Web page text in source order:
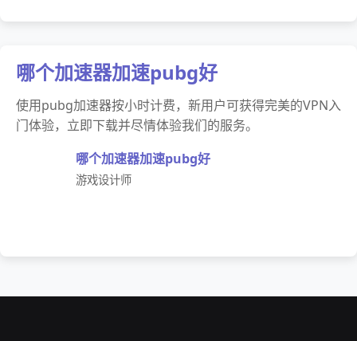
哪个加速器加速pubg好
使用pubg加速器按小时计费，新用户可获得完美的VPN入
门体验，立即下载并尽情体验我们的服务。
哪个加速器加速pubg好
游戏设计师